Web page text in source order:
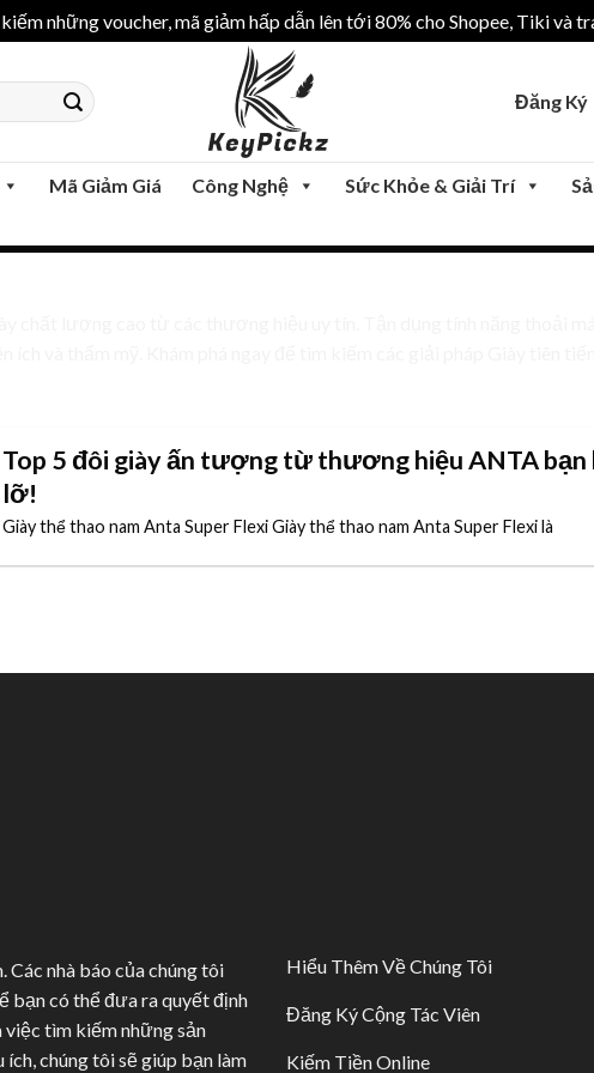
những voucher, mã giảm hấp dẫn lên tới 80% cho Shopee, Tiki và
Đăng Ký
Mã Giảm Giá Công Nghệ Sức Khỏe & Giải Trí
Top 5 đôi giày ấn tượng từ thương hiệu ANTA bạn
lỡ!
Giày thể thao nam Anta Super Flexi Giày thể thao nam Anta Super Flexi là
nhà báo của chúng tôi
bạn có thể đưa ra quyết định
việc tìm kiếm những sản
chúng tôi sẽ giúp bạn làm
Hiểu Thêm Về Chúng Tôi
Đăng Ký Cộng Tác Viên
Kiếm Tiền Online